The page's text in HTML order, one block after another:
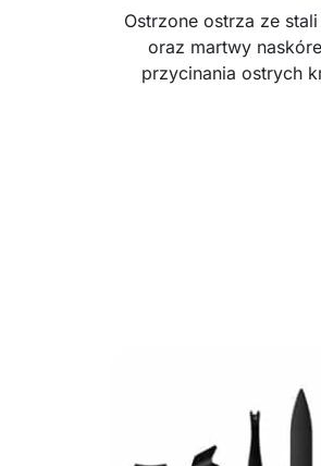
Ostrzone ostrza ze
oraz martwy
przycinania ostrych